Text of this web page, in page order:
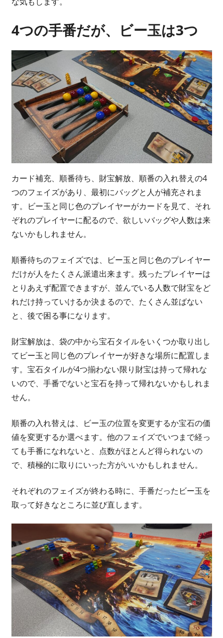
4つの手番だが、ビー玉は3つ
カード補充、順番待ち、財宝解放、順番の入れ替えの4
つのフェイズがあり、最初にバッグと人が補充されま
す。ビー玉と同じ色のプレイヤーがカードを見て、それ
ぞれのプレイヤーに配るので、欲しいバッグや人数は来
ないかもしれません。
順番待ちのフェイズでは、ビー玉と同じ色のプレイヤー
だけが人をたくさん派遣出来ます。残ったプレイヤーは
とりあえず配置できますが、並んでいる人数で財宝をど
れだけ持っていけるか決まるので、たくさん並ばない
と、後で困る事になります。
財宝解放は、袋の中から宝石タイルをいくつか取り出し
てビー玉と同じ色のプレイヤーが好きな場所に配置しま
す。宝石タイルが4つ揃わない限り財宝は持って帰れな
いので、手番でないと宝石を持って帰れないかもしれま
せん。
順番の入れ替えは、ビー玉の位置を変更するか宝石の価
値を変更するか選べます。他のフェイズでいつまで経っ
ても手番になれないと、点数がほとんど得られないの
で、積極的に取りにいった方がいいかもしれません。
それぞれのフェイズが終わる時に、手番だったビー玉を
取って好きなところに並び直します。